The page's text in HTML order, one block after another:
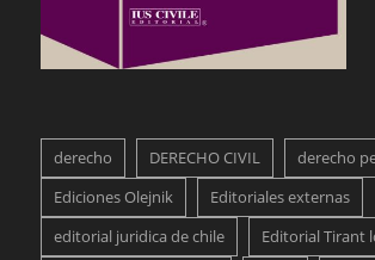
derecho DERECHO CIVIL
derecho
Ediciones Olejnik
Editoriales externas
editorial juridica de chile
Editorial Tirant